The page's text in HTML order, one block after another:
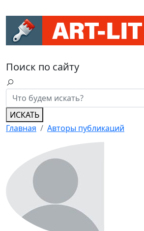
Поиск по сайту
ИСКАТЬ
Главная
Авторы публикаций